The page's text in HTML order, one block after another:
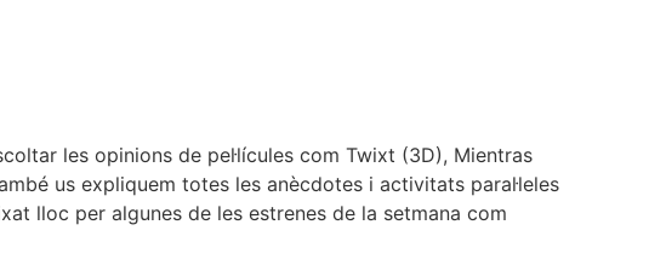
les opinions de pel·lícules com Twixt (3D), Mientras
us expliquem totes les anècdotes i activitats paral·leles
lloc per algunes de les estrenes de la setmana com